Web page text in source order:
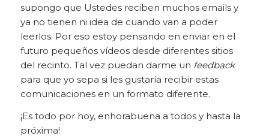
supongo que Ustedes reciben muchos emails y
ya no tienen ni idea de cuando van a poder
leerlos. Por eso estoy pensando en enviar en el
futuro pequeños vídeos desde diferentes sitios
del recinto. Tal vez puedan darme un feedback
para que yo sepa si les gustaría recibir estas
comunicaciones en un formato diferente.
¡Es todo por hoy, enhorabuena a todos y hasta la
próxima!